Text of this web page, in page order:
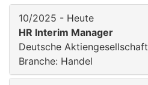
10/2025 - Heute
HR Interim Manager
Deutsche Aktiengesellschaft
Branche: Handel